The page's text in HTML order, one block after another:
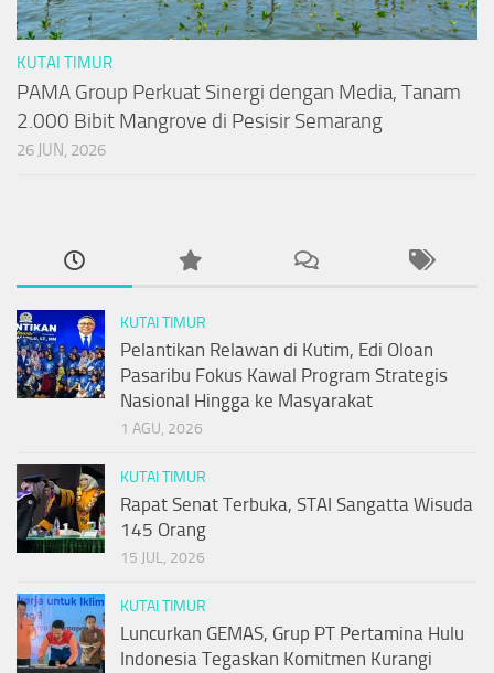
KUTAI TIMUR
PAMA Group Perkuat Sinergi dengan Media, Tanam
2.000 Bibit Mangrove di Pesisir Semarang
26 JUN, 2026
KUTAI TIMUR
Pelantikan Relawan di Kutim, Edi Oloan
Pasaribu Fokus Kawal Program Strategis
Nasional Hingga ke Masyarakat
1 AGU, 2026
KUTAI TIMUR
Rapat Senat Terbuka, STAI Sangatta Wisuda
145 Orang
15 JUL, 2026
KUTAI TIMUR
Luncurkan GEMAS, Grup PT Pertamina Hulu
Indonesia Tegaskan Komitmen Kurangi